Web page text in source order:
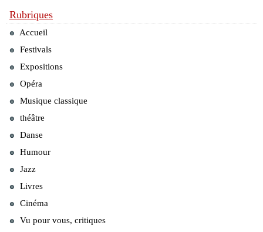
Rubriques
Accueil
Festivals
Expositions
Opéra
Musique classique
théâtre
Danse
Humour
Jazz
Livres
Cinéma
Vu pour vous, critiques